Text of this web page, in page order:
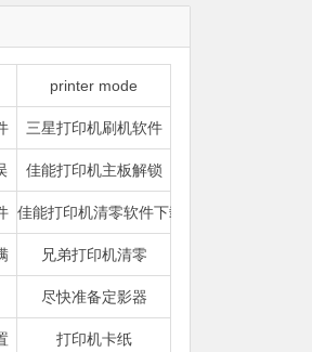
printer mode
三星打印机刷机软件
佳能打印机主板解锁
佳能打印机清零软件下载
兄弟打印机清零
尽快准备定影器
打印机卡纸